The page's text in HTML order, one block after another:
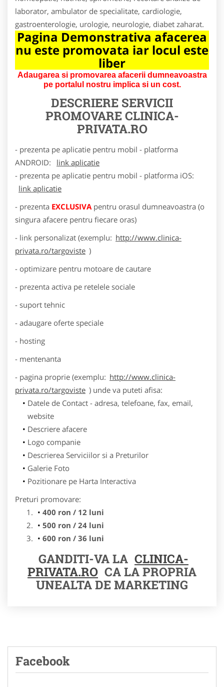
laborator, ambulator de specialitate, cardiologie,
gastroenterologie, urologie, neurologie, diabet zaharat.
Pagina Demonstrativa afacerea
nu este promovata iar locul este
liber
Adaugarea si promovarea afacerii dumneavoastra
pe portalul nostru implica si un cost.
DESCRIERE SERVICII
PROMOVARECLINICA-
PRIVATA.RO
- prezenta pe aplicatie pentru mobil - platforma
ANDROID:
link aplicatie
- prezenta pe aplicatie pentru mobil - platforma iOS:
link aplicatie
- prezenta EXCLUSIVA pentru orasul dumneavoastra (o
singura afacere pentru fiecare oras)
- link personalizat (exemplu: http://www.clinica-
privata.ro/targoviste )
- optimizare pentru motoare de cautare
- prezenta activa pe retelele sociale
- suport tehnic
- adaugare oferte speciale
- hosting
- mentenanta
- pagina proprie (exemplu: http://www.clinica-
privata.ro/targoviste ) unde va puteti afisa:
Datele de Contact - adresa, telefoane, fax, email,
website
Descriere afacere
Logo companie
Descrierea Serviciilor si a Preturilor
Galerie Foto
Pozitionare pe Harta Interactiva
Preturi promovare:
400 ron / 12 luni
500 ron / 24 luni
600 ron / 36 luni
GANDITI-VA LA CLINICA-
PRIVATA.RO CA LA PROPRIA
UNEALTA DE MARKETING
Facebook